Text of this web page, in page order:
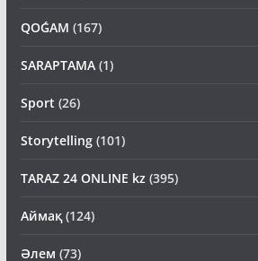
QOǴAM (167)
SARAPTAMA(1)
Sport (26)
Storytelling(101)
TARAZ 24 ONLINE kz(395)
Аймақ(124)
Әлем (73)